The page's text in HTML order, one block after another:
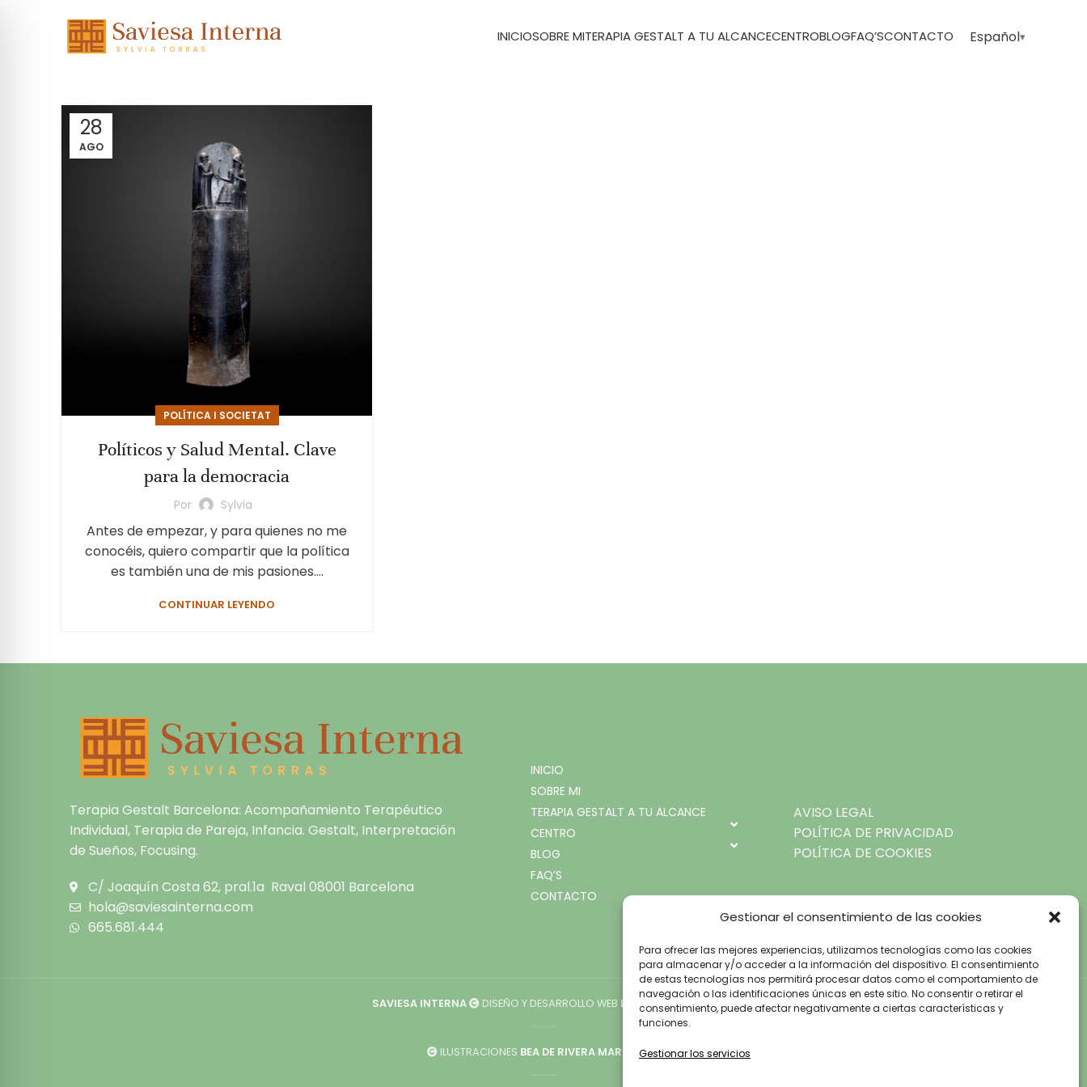
Gestionar el consentimiento de las cookies
Para ofrecer las mejores experiencias, utilizamos tecnologías como las cookies
para almacenar y/o acceder a la información del dispositivo. El consentimiento
de estas tecnologías nos permitirá procesar datos como el comportamiento de
navegación o las identificaciones únicas en este sitio. No consentir o retirar el
consentimiento, puede afectar negativamente a ciertas características y
funciones.
Gestionar los servicios
INICIOSOBRE MITERAPIA GESTALT A TU ALCANCECENTROBLOGFAQ’SCONTACTO Español
28
AGO
POLÍTICA I SOCIETAT
Políticos y Salud Mental. Clave
para la democracia
Por Sylvia
Antes de empezar, y para quienes no me
conocéis, quiero compartir que la política
es también una de mis pasiones....
CONTINUAR LEYENDO
Terapia Gestalt Barcelona: Acompañamiento Terapéutico
Individual, Terapia de Pareja, Infancia. Gestalt, Interpretación
de Sueños, Focusing.
C/ Joaquín Costa 62, pral.1a Raval 08001 Barcelona
hola@saviesainterna.com
665.681.444
INICIO
SOBRE MI
TERAPIA GESTALT A TU ALCANCE
CENTRO
BLOG
FAQ’S
CONTACTO
AVISO LEGAL
POLÍTICA DE PRIVACIDAD
POLÍTICA DE COOKIES
SAVIESA INTERNA DISEÑO Y DESARROLLO WEB BGIMENO STUDIO
ILUSTRACIONES BEA DE RIVERA MARINEL·LO